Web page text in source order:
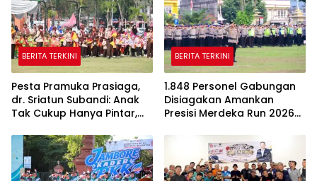
BERITA TERKINI
Pesta Pramuka Prasiaga,
dr. Sriatun Subandi: Anak
Tak Cukup Hanya Pintar,
Dibentuk Sejak Dini
BERITA TERKINI
1.848 Personel Gabungan
Disiagakan Amankan
Presisi Merdeka Run 2026